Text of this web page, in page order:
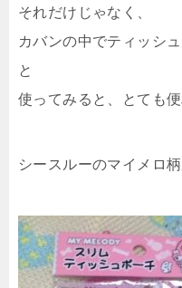
それだけじゃなく、
カバンの中でティッシ
と
使ってみると、とても
シースルーのマイメロ